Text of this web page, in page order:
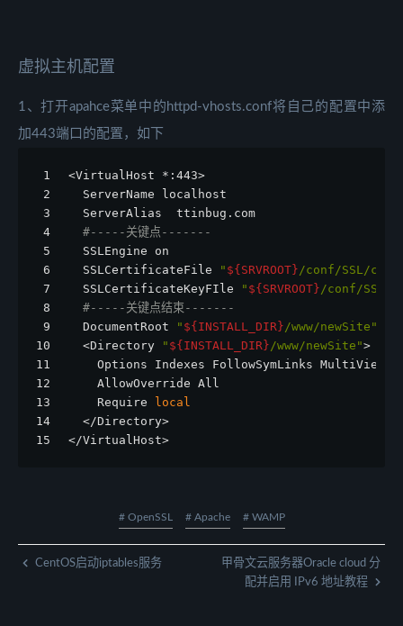
虚拟主机配置
1、打开apahce菜单中的httpd-vhosts.conf将自己的配置中添
加443端口的配置，如下
1
2
3
4
5
6
7
8
9
10
11
12
13
14
15
<VirtualHost *:443>
  ServerName localhost
  ServerAlias  ttinbug.com
#-----关键点-------
  SSLEngine on
  SSLCertificateFile
" ${SRVROOT}/conf/SSL/
  SSLCertificateKeyFIle
" ${SRVROOT}/conf/SSL/
#-----关键点结束-------
  DocumentRoot
" ${INSTALL_DIR}/www/newSite"
  <Directory
" ${INSTALL_DIR}/www/newSite">
Options Indexes FollowSymLinks MultiViews
    AllowOverride All
    Require
local
  </Directory>
</VirtualHost>
# OpenSSL # Apache # WAMP
CentOS启动iptables服务
甲骨文云服务器Oracle cloud 分
配并启用 IPv6 地址教程